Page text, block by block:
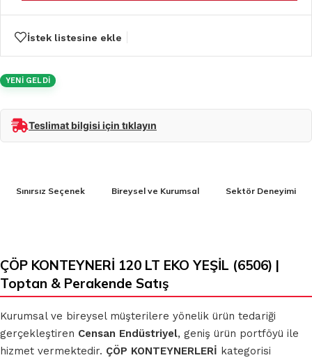
İstek listesine ekle
YENİ GELDİ
Teslimat bilgisi için tıklayın
Sınırsız Seçenek Bireysel ve Kurumsal Sektör Deneyimi
ÇÖP KONTEYNERİ 120 LT EKO YEŞİL (6506) |
Toptan & Perakende Satış
Kurumsal ve bireysel müşterilere yönelik ürün tedariği
gerçekleştiren Censan Endüstriyel, geniş ürün portföyü ile
hizmet vermektedir. ÇÖP KONTEYNERLERİ kategorisi